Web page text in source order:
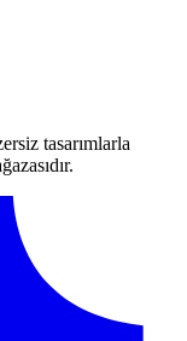
tasarımlarla